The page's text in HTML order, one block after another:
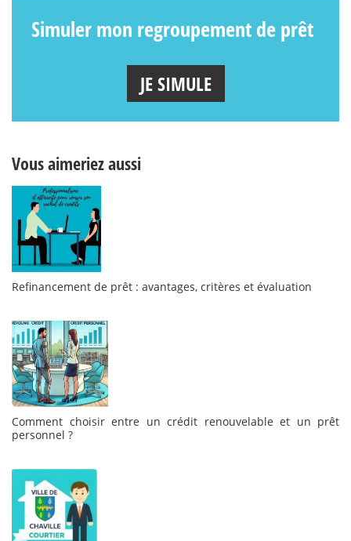
Simuler mon regroupement de prêt
JE SIMULE
Vous aimeriez aussi
Refinancement de prêt : avantages, critères et évaluation
Comment choisir entre un crédit renouvelable et un prêt
personnel ?